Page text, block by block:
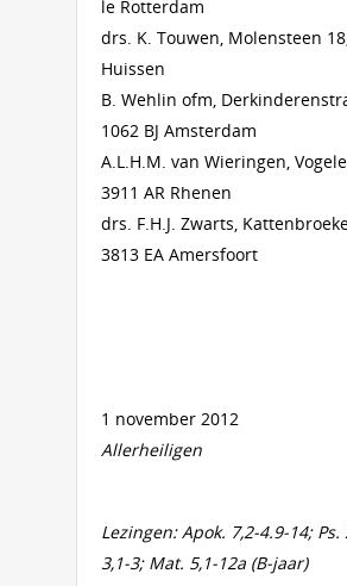
le Rotterdam
drs. K. Touwen, Molensteen
Huissen
B. Wehlin ofm,
1062 BJ Amsterdam
A.L.H.M. van Wieringen,
3911 AR Rhenen
drs. F.H.J. Zwarts,
3813 EA Amersfoort
1 november 2012
Allerheiligen
Lezingen: Apok. 7,2-4.9-14; Ps.
3,1-3; Mat. 5,1-12a (B-jaar)